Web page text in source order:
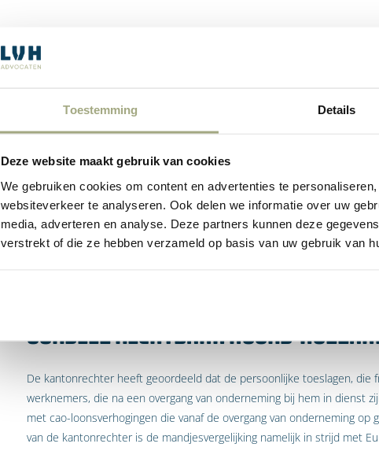
Toestemming Details
Deze website maakt gebruik van cookies
We gebruiken cookies om content en advertenties te
websiteverkeer te analyseren. Ook delen we informatie over uw
media, adverteren en analyse. Deze partners kunnen deze
verstrekt of die ze hebben verzameld op basis van uw gebruik van
Wat was er aan de hand?
supermarkt, worden dan ook de werknemers overgenomen.
kunnen een hoger loon hebben dan het loon volgens de cao van de
‘mandjesvergelijking’ toe. Dit houdt in dat het loon dat overgenomen
een persoonlijke toeslag tot het loon dat zij bij de franchisenemer
de arbeidsvoorwaarden (in zijn totaliteit) na de overname gelijk zijn aan
wordt die persoonlijke toeslag na overname niet meer verhoogd,
van werknemers uiteindelijk minder worden dan bij hun voormalige
Oordeel Rechtbank Noord-
De kantonrechter heeft geoordeeld dat de persoonlijke toeslagen, die
werknemers, die na een overgang van onderneming bij hem in dienst
met cao-loonsverhogingen die vanaf de overgang van onderneming op
van de kantonrechter is de mandjesvergelijking namelijk in strijd met